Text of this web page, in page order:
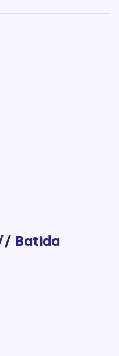
Batida